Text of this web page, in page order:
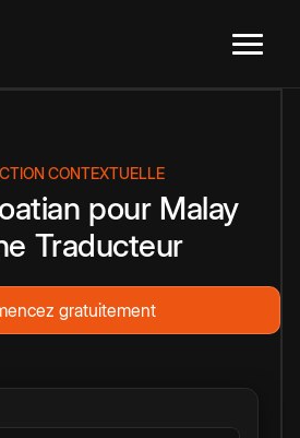
CONTEXTUELLE
pour Malay
Traducteur
gratuitement